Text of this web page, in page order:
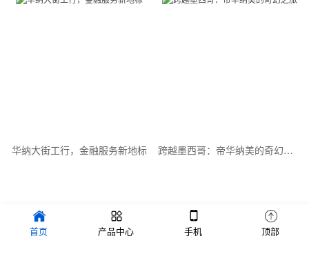
华纳大街工行，金融服务新地标 跨越墨西哥：帝华纳美的奇幻之旅
Copyright © 2022 品牌创新设计有限公司 版权所有 备案号：
首页 产品中心 手机 顶部